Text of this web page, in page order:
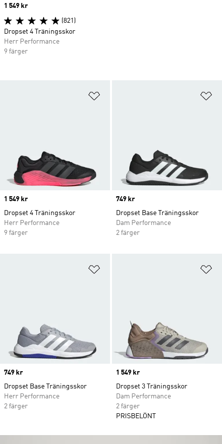
Price
1 549 kr
Dropset 4 Träningsskor
Herr Performance
9 färger
Price
749 kr
Dropset Base Träningsskor
Dam Performance
2 färger
Price
749 kr
Dropset Base Träningsskor
Herr Performance
2 färger
Price
1 549 kr
Dropset 3 Träningsskor
Dam Performance
2 färger
PRISBELÖNT
Price
1 549 kr
(821)
Dropset 4 Träningsskor
Herr Performance
9 färger